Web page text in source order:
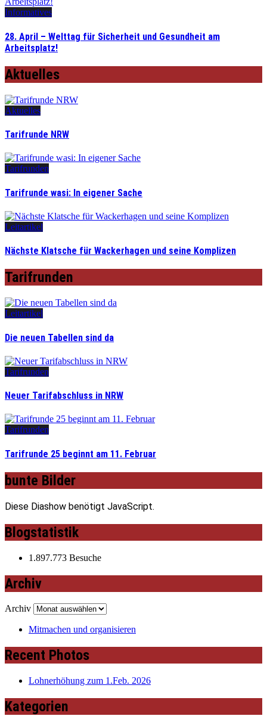
Informatives
28. April – Welttag für Sicherheit und Gesundheit am
Arbeitsplatz!
Aktuelles
Aktuelles
Tarifrunde NRW
Tarifrunden
Tarifrunde wasi: In eigener Sache
Leitartikel
Nächste Klatsche für Wackerhagen und seine Komplizen
Tarifrunden
Leitartikel
Die neuen Tabellen sind da
Tarifrunden
Neuer Tarifabschluss in NRW
Tarifrunden
Tarifrunde 25 beginnt am 11. Februar
bunte Bilder
Diese Diashow benötigt JavaScript.
Blogstatistik
1.897.773 Besuche
Archiv
Archiv
Mitmachen und organisieren
Recent Photos
Lohnerhöhung zum 1.Feb. 2026
Kategorien